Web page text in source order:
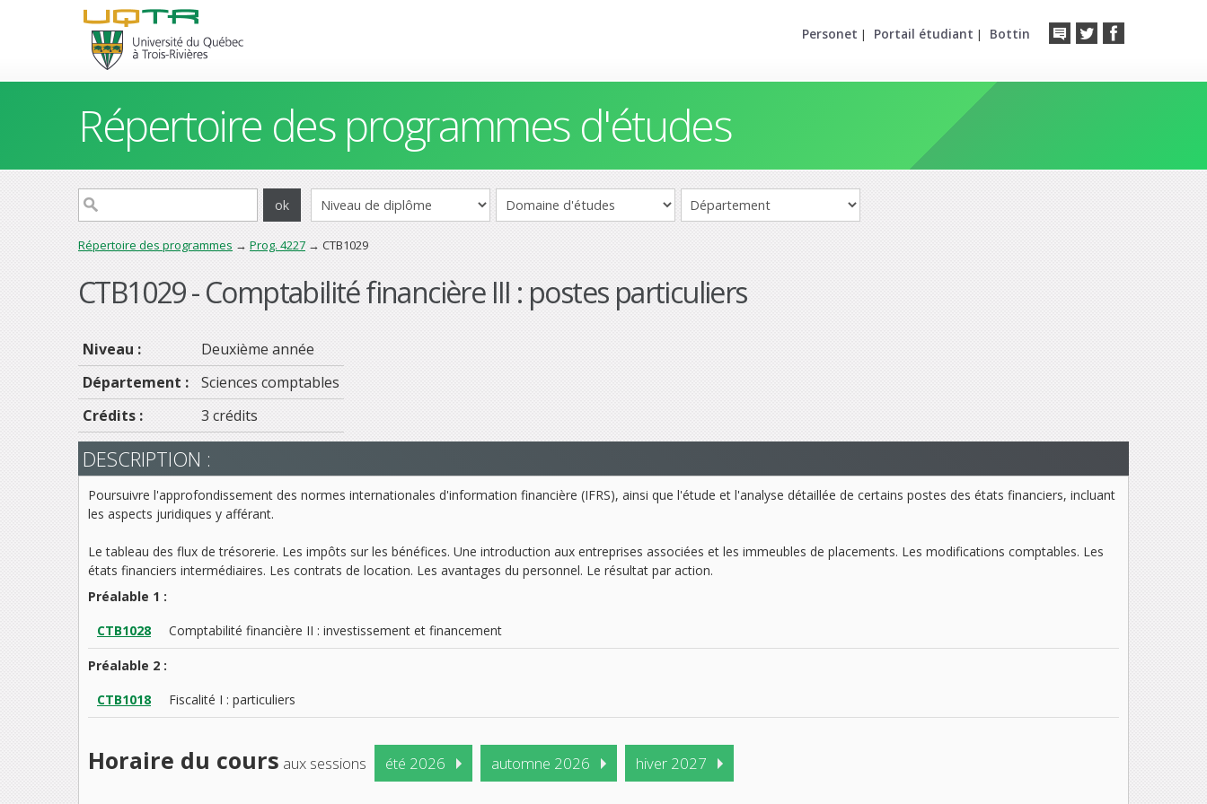
Personet | Portail étudiant | Bottin
Répertoire des programmes d'études
Répertoire des programmes → Prog. 4227 → CTB1029
CTB1029 - Comptabilité financière III : postes particuliers
Niveau :
Deuxième année
Département :
Sciences comptables
Crédits :
3 crédits
DESCRIPTION :
Poursuivre l'approfondissement des normes internationales d'information financière (IFRS), ainsi que l'étude et l'analyse détaillée de certains postes des états financiers, incluant
les aspects juridiques y afférant.
Le tableau des flux de trésorerie. Les impôts sur les bénéfices. Une introduction aux entreprises associées et les immeubles de placements. Les modifications comptables. Les
états financiers intermédiaires. Les contrats de location. Les avantages du personnel. Le résultat par action.
Préalable 1 :
CTB1028
Comptabilité financière II : investissement et financement
Préalable 2 :
CTB1018
Fiscalité I : particuliers
Horaire du cours aux sessions été 2026 automne 2026 hiver 2027